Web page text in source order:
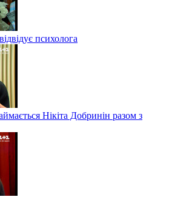
психолога
Нікіта Добринін разом з